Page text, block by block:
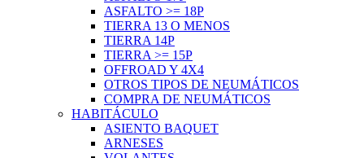
ASFALTO >= 18P
TIERRA 13 O MENOS
TIERRA 14P
TIERRA >= 15P
OFFROAD Y 4X4
OTROS TIPOS DE NEUMÁTICOS
COMPRA DE NEUMÁTICOS
HABITÁCULO
ASIENTO BAQUET
ARNESES